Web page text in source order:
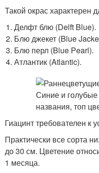
Такой окрас характерен
Делфт блю (Delft Blue).
Блю джекет (Blue
Блю перл (Blue Pearl).
Атлантик (Atlantic).
Гиацинт требователен
Практически все сорта
до 30 см. Цветение
1 месяца.